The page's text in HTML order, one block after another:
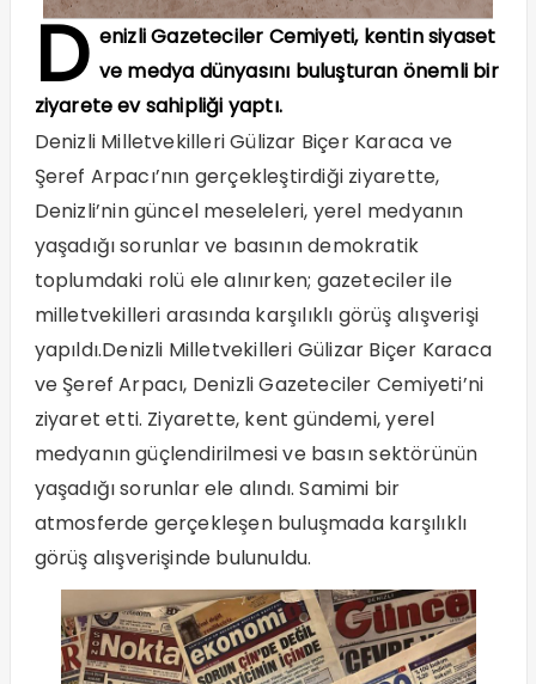
D enizli Gazeteciler Cemiyeti, kentin siyaset
ve medya dünyasını buluşturan önemli bir
ziyarete ev sahipliği yaptı.
Denizli Milletvekilleri Gülizar Biçer Karaca ve
Şeref Arpacı’nın gerçekleştirdiği ziyarette,
Denizli’nin güncel meseleleri, yerel medyanın
yaşadığı sorunlar ve basının demokratik
toplumdaki rolü ele alınırken; gazeteciler ile
milletvekilleri arasında karşılıklı görüş alışverişi
yapıldı.Denizli Milletvekilleri Gülizar Biçer Karaca
ve Şeref Arpacı, Denizli Gazeteciler Cemiyeti’ni
ziyaret etti. Ziyarette, kent gündemi, yerel
medyanın güçlendirilmesi ve basın sektörünün
yaşadığı sorunlar ele alındı. Samimi bir
atmosferde gerçekleşen buluşmada karşılıklı
görüş alışverişinde bulunuldu.